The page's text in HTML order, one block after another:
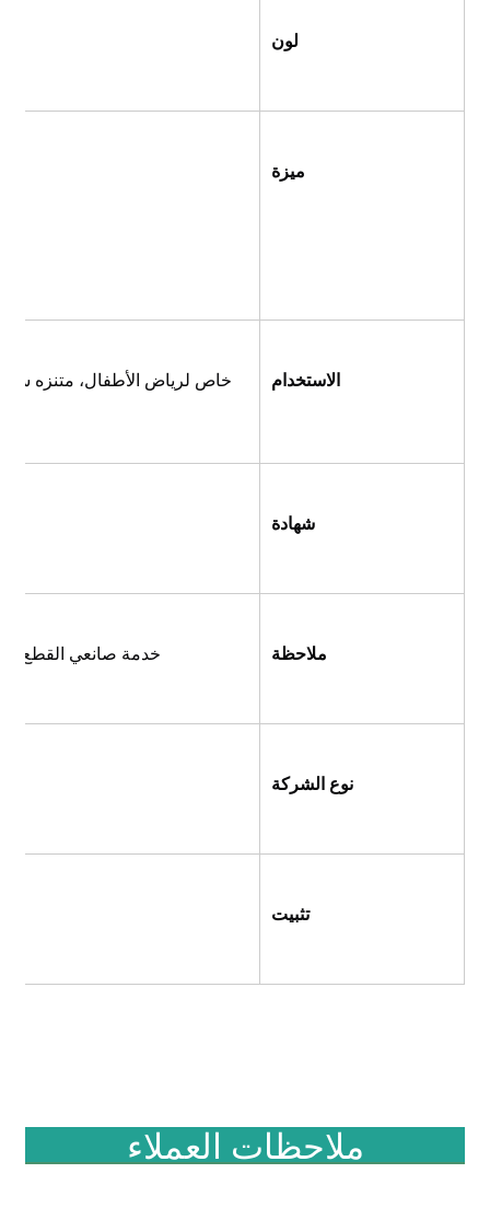
لون
ميزة
الاستخدام
شهادة
ملاحظة خدمة صانعي القطع
نوع الشركة
تثبيت
ملاحظات العملاء